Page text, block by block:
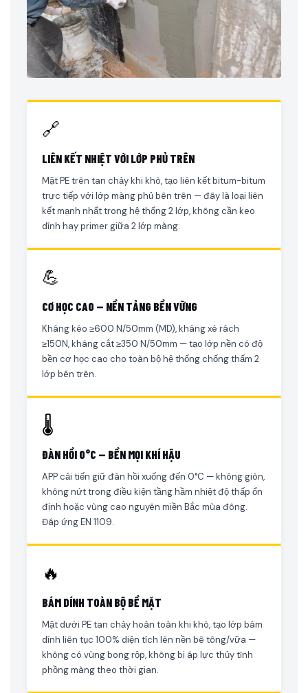
🔗
LIÊN KẾT NHIỆT VỚI LỚP PHỦ TRÊN
Mặt PE trên tan chảy khi khò, tạo liên kết bitum-bitum
trực tiếp với lớp màng phủ bên trên — đây là loại liên
kết mạnh nhất trong hệ thống 2 lớp, không cần keo
dính hay primer giữa 2 lớp màng.
💪
CƠ HỌC CAO — NỀN TẢNG BỀN VỮNG
Kháng kéo ≥600 N/50mm (MD), kháng xé rách
≥150N, kháng cắt ≥350 N/50mm — tạo lớp nền có độ
bền cơ học cao cho toàn bộ hệ thống chống thấm 2
lớp bên trên.
🌡
ĐÀN HỒI 0°C — BỀN MỌI KHÍ HẬU
APP cải tiến giữ đàn hồi xuống đến 0°C — không giòn,
không nứt trong điều kiện tầng hầm nhiệt độ thấp ổn
định hoặc vùng cao nguyên miền Bắc mùa đông.
Đáp ứng EN 1109.
🔥
BÁM DÍNH TOÀN BỘ BỀ MẶT
Mặt dưới PE tan chảy hoàn toàn khi khò, tạo lớp bám
dính liên tục 100% diện tích lên nền bê tông/vữa —
không có vùng bong rộp, không bị áp lực thủy tĩnh
phồng màng theo thời gian.